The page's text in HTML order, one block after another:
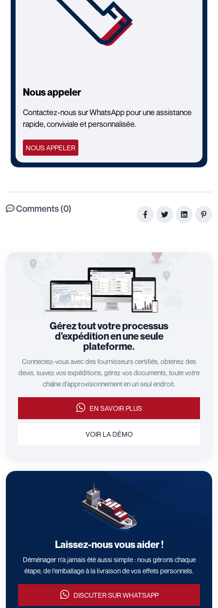
Nous appeler
Contactez-nous sur WhatsApp pour une assistance
rapide, conviviale et personnalisée.
NOUS APPELER
Comments (0)
Gérez tout votre processus
d'expédition en une seule
plateforme.
Connectez-vous avec des fournisseurs certifiés, obtenez des
devis, suivez vos expéditions, gérez vos documents, toute votre
chaîne d'approvisionnement en un seul endroit.
EN SAVOIR PLUS
VOIR LA DÉMO
Laissez-nous vous aider !
Déménager n’a jamais été aussi simple : nous gérons chaque
étape, de l’emballage à la livraison de vos effets personnels.
DISCUTER SUR WHATSAPP